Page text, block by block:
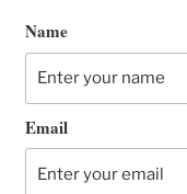
Name
Email